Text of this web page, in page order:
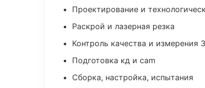
Проектирование и
Раскрой и лазерная резка
Контроль качества и измерения
Подготовка кд и cam
Сборка, настройка, испытания